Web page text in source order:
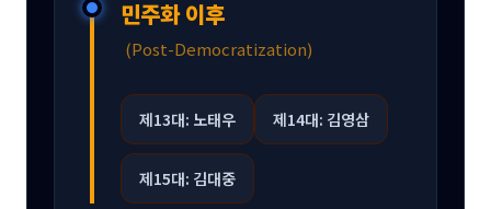
민주화 이후
(Post-Democratization)
제13대: 노태우 제14대: 김영삼
제15대: 김대중